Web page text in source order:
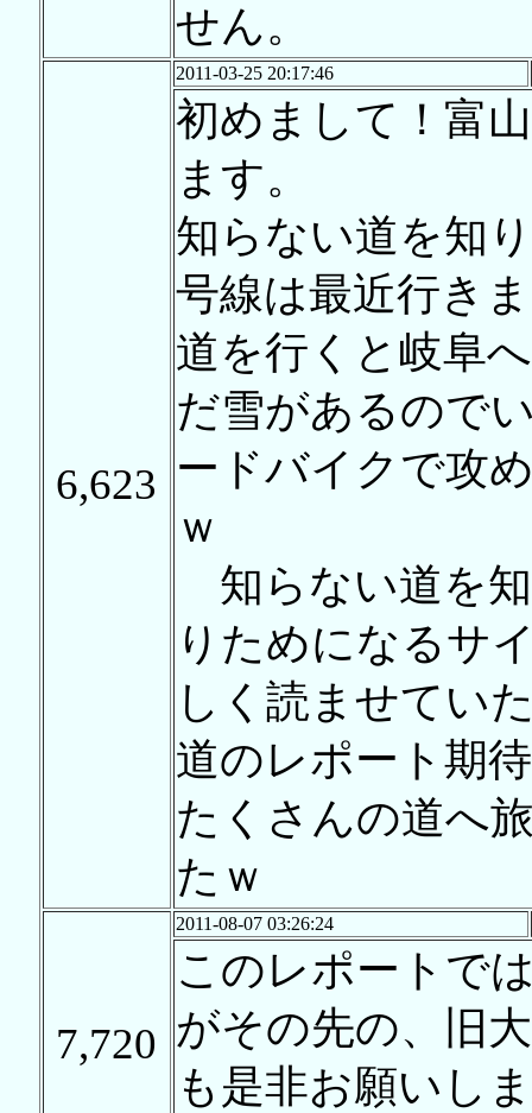
せん。
6,623
2011-03-25 20:17:46
初めまして！富
ます。
知らない道を知
号線は最近行き
道を行くと岐阜
だ雪があるので
ードバイクで攻
ｗ
知らない道を
りためになるサ
しく読ませてい
道のレポート期
たくさんの道へ
たｗ
7,720
2011-08-07 03:26:24
このレポートで
がその先の、旧
も是非お願いし